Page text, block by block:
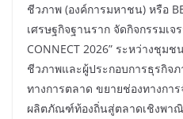
ชีวภาพ (องค์การมหาชน) หรือ
เศรษฐกิจฐานราก จัดกิจกรรมเจ
CONNECT 2026” ระหว่างชุม
ชีวภาพและผู้ประกอบการธุรกิจภ
ทางการตลาด ขยายช่องทางกา
ผลิตภัณฑ์ท้องถิ่นสู่ตลาดเชิงพา